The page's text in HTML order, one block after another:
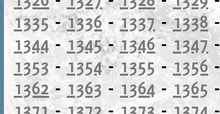
1335-1336-1337-1338
1344 - 1345-1346-1347
1353 - 1354-1355- 1356
1362- 1363 - 1364 - 1365